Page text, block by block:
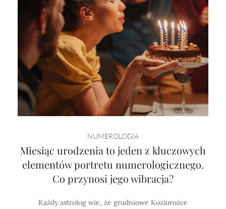
NUMEROLOGIA
Miesiąc urodzenia to jeden z kluczowych
elementów portretu numerologicznego.
Co przynosi jego wibracja?
Każdy astrolog wie, że grudniowe Koziorożce